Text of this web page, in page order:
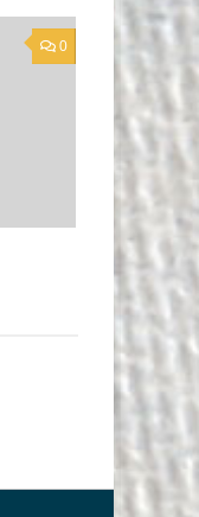
0